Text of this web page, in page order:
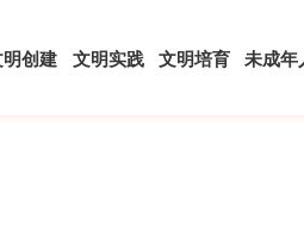
创建 文明实践 文明培育 未成年